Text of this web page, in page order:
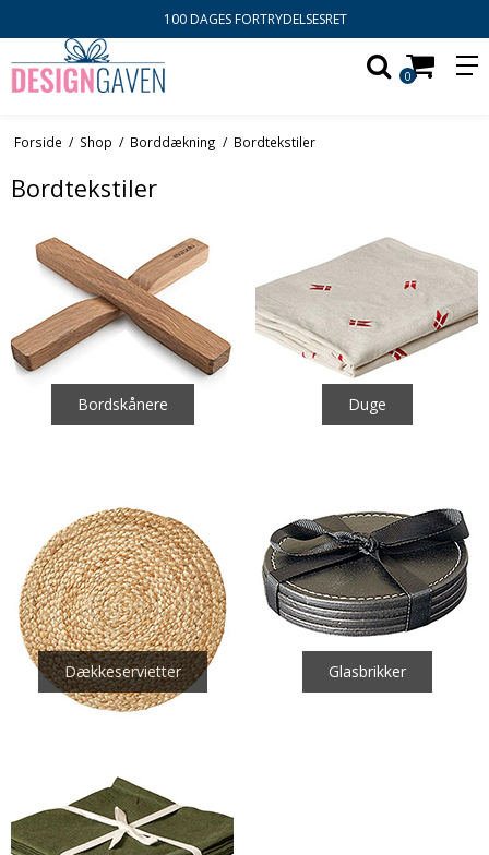
100 DAGES FORTRYDELSESRET
0
Forside / Shop / Borddækning / Bordtekstiler
Bordtekstiler
Bordskånere Duge
Dækkeservietter Glasbrikker